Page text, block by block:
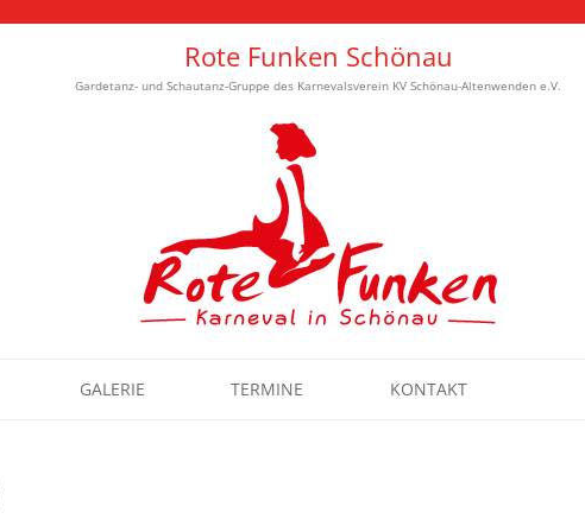
Rote Funken Schönau
Gardetanz- und Schautanz-Gruppe des Karnevalsverein KV Schönau-Altenwenden e.V.
GALERIE TERMINE KONTAKT